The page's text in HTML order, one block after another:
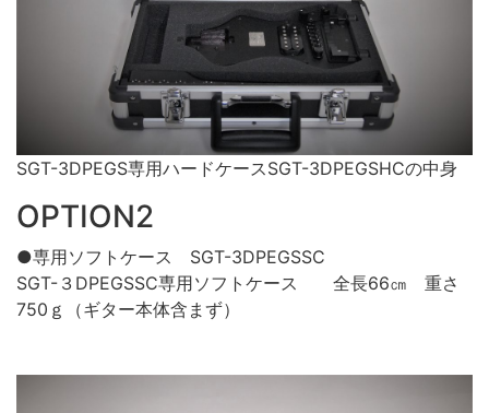
SGT-3DPEGS専用ハードケースSGT-3DPEGSHCの中身
OPTION2
●専用ソフトケース SGT-3DPEGSSC
SGT-３DPEGSSC専用ソフトケース 全長66㎝ 重さ
750ｇ（ギター本体含まず）